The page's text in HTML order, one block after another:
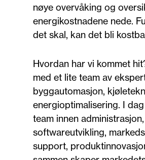
nøye overvåking og
energikostnadene nede.
det skal, kan det bli
Hvordan har vi kommet
med et lite team av
byggautomasjon,
energioptimalisering. I
team innen administrasjon,
softwareutvikling,
support,